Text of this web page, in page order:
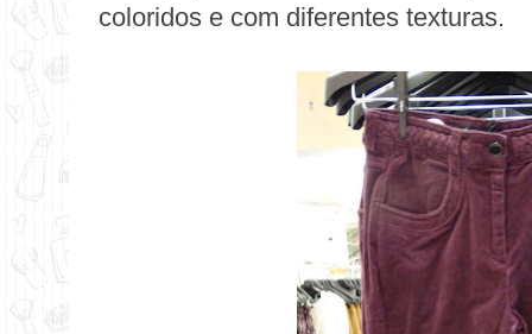
coloridos e com diferentes texturas.